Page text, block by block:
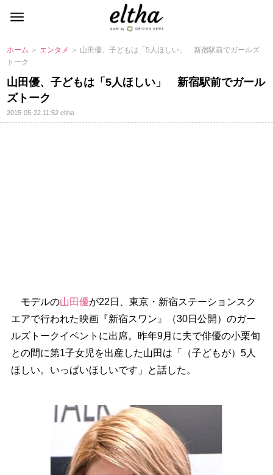
ホーム ＞ エンタメ ＞ 山田優、子どもは「5人ほしい」 新宿駅前でガールズ
トーク
山田優、子どもは「5人ほしい」 新宿駅前でガール
ズトーク
2015-05-22 11:52eltha
モデルの山田優が22日、東京・新宿ステーションスク
エアで行われた映画『新宿スワン』（30日公開）のガー
ルズトークイベントに出席。昨年9月に夫で俳優の小栗旬
との間に第1子女児を出産した山田は「（子どもが）5人
ほしい。いっぱいほしいです」と話した。